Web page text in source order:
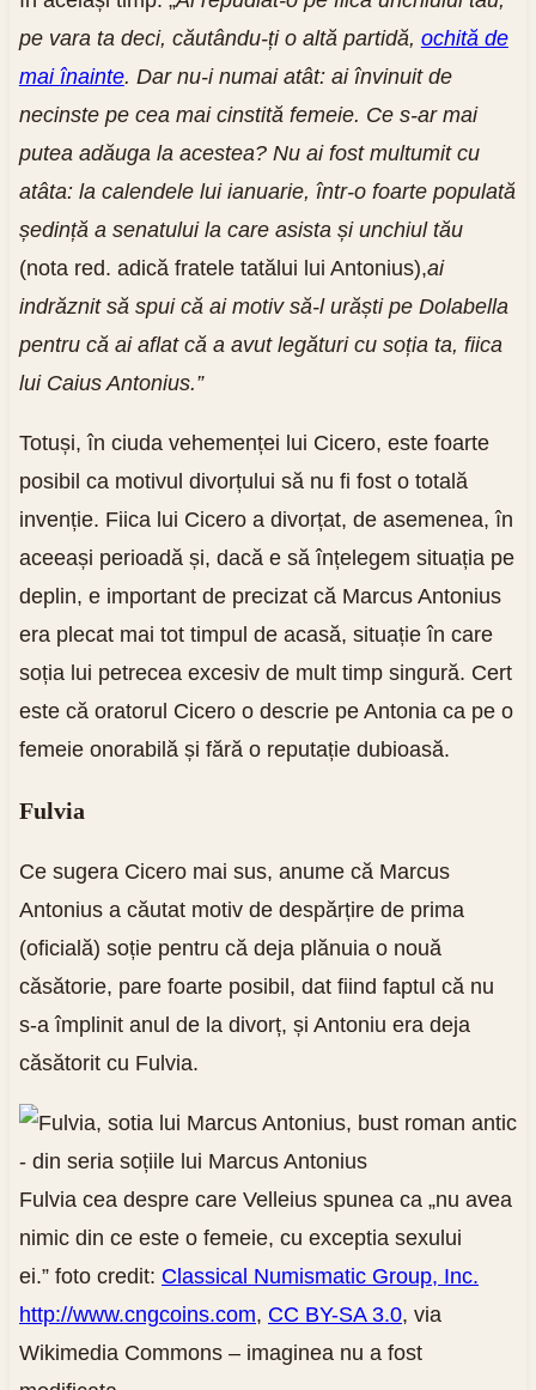
pe vara ta deci, căutându-ți o altă partidă, ochită de
mai înainte. Dar nu-i numai atât: ai învinuit de
necinste pe cea mai cinstită femeie. Ce s-ar mai
putea adăuga la acestea? Nu ai fost multumit cu
atâta: la calendele lui ianuarie, într-o foarte populată
ședință a senatului la care asista și unchiul tău
(nota red. adică fratele tatălui lui Antonius),ai
indrăznit să spui că ai motiv să-l urăști pe Dolabella
pentru că ai aflat că a avut legături cu soția ta, fiica
lui Caius Antonius.”
Totuși, în ciuda vehemenței lui Cicero, este foarte
posibil ca motivul divorțului să nu fi fost o totală
invenție. Fiica lui Cicero a divorțat, de asemenea, în
aceeași perioadă și, dacă e să înțelegem situația pe
deplin, e important de precizat că Marcus Antonius
era plecat mai tot timpul de acasă, situație în care
soția lui petrecea excesiv de mult timp singură. Cert
este că oratorul Cicero o descrie pe Antonia ca pe o
femeie onorabilă și fără o reputație dubioasă.
Fulvia
Ce sugera Cicero mai sus, anume că Marcus
Antonius a căutat motiv de despărțire de prima
(oficială) soție pentru că deja plănuia o nouă
căsătorie, pare foarte posibil, dat fiind faptul că nu
s-a împlinit anul de la divorț, și Antoniu era deja
căsătorit cu Fulvia.
Fulvia cea despre care Velleius spunea ca „nu avea
nimic din ce este o femeie, cu exceptia sexului
ei.” foto credit: Classical Numismatic Group, Inc.
http://www.cngcoins.com, CC BY-SA 3.0, via
Wikimedia Commons – imaginea nu a fost